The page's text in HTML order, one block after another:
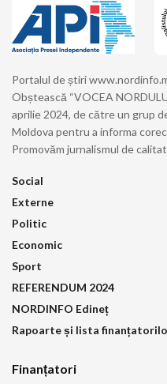
Portalul de știri
Obștească “VOCEA
aprilie 2024, de către un grup
Moldova pentru a informa
Promovăm jurnalismul de
Social
Externe
Politic
Economic
Sport
REFERENDUM 2024
NORDINFO Edineț
Rapoarte și lista
Finanțatori